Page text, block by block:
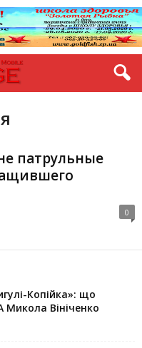
патрульные
0
Копійка»: що
Микола Вініченко